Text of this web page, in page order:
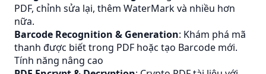
PDF, chỉnh sửa lại, thêm WaterMark và nhiều hơn
nữa.
Barcode Recognition & Generation: Khám phá mã
thanh được biết trong PDF hoặc tạo Barcode mới.
Tính năng nâng cao